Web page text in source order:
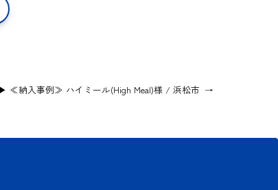
≪納入事例≫ ハイミール(High Meal)様 / 浜松市 →